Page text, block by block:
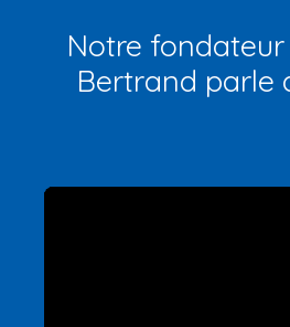
Notre
Bertrand parle